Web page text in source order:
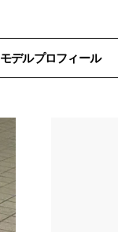
モデルプロフィール